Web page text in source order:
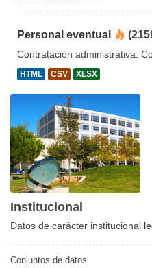
Personal eventual
Contratación administrativa.
HTML CSV XLSX
Institucional
Datos de carácter institucional
Conjuntos de datos